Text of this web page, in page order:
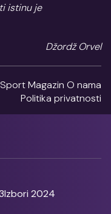
istinu je
Džordž Orvel
SportMagazin O nama
Politika privatnosti
Izbori 2024